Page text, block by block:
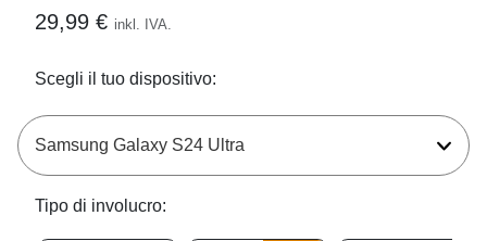
29,99 € inkl. IVA.
Scegli il tuo dispositivo:
Tipo di involucro: